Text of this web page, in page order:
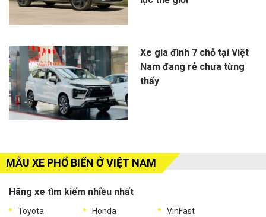
Xe gia đình 7 chỗ tại Việt
Nam đang rẻ chưa từng
thấy
MẪU XE PHỔ BIẾN Ở VIỆT NAM
Hãng xe tìm kiếm nhiều nhất
Toyota Honda VinFast